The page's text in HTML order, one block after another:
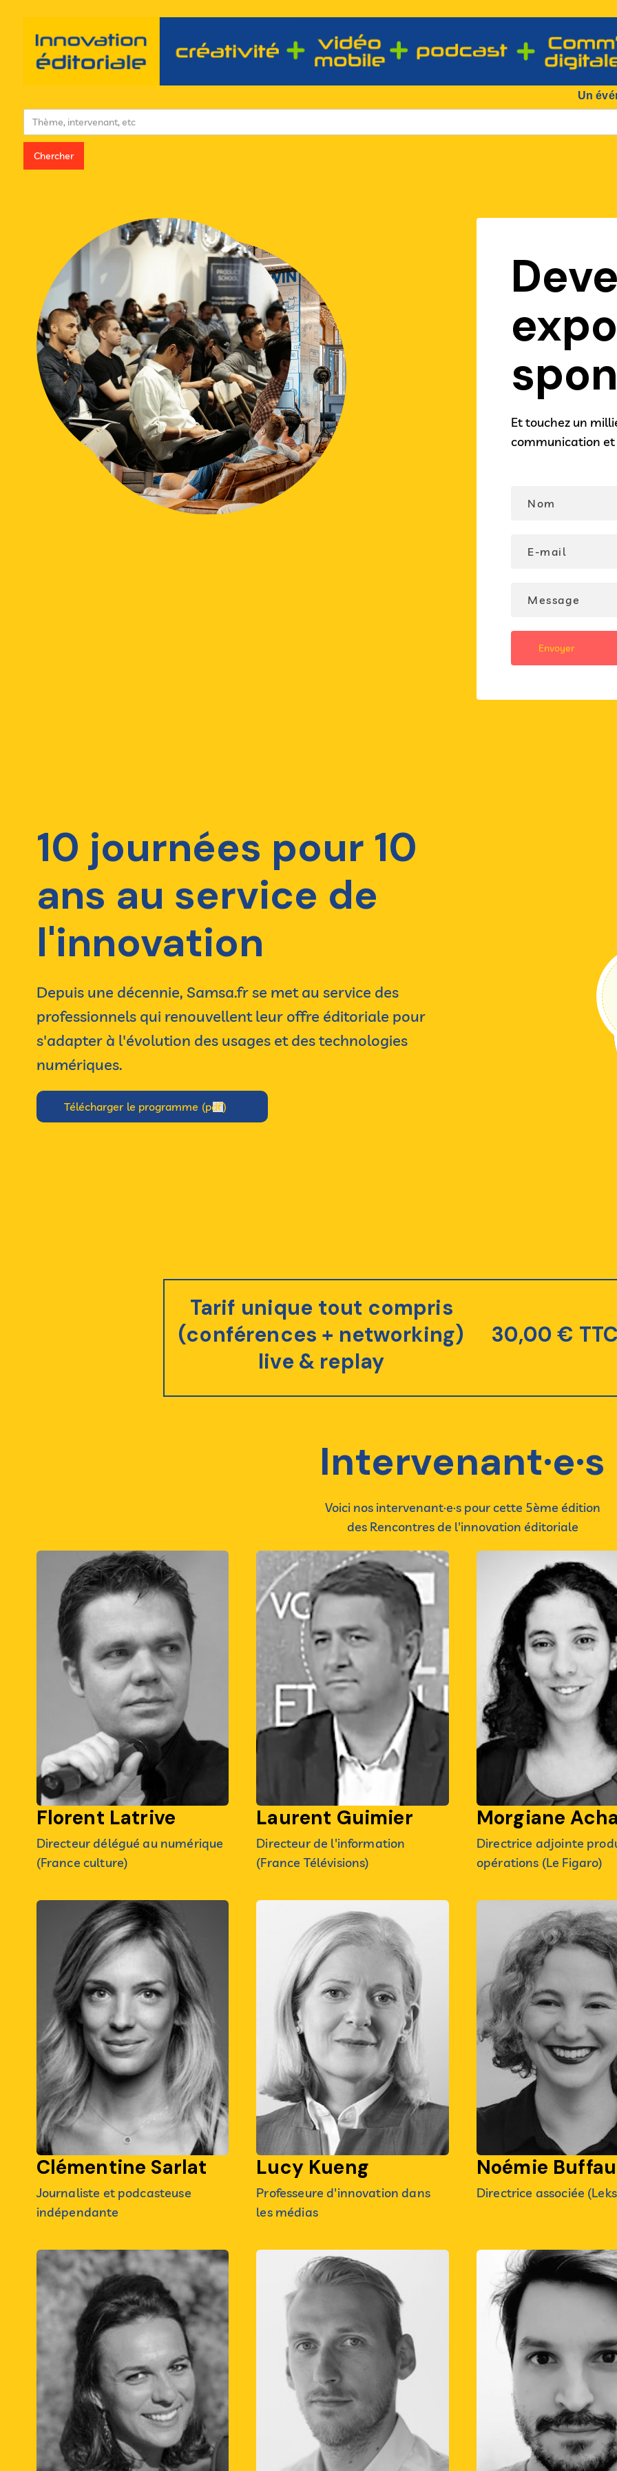
Un
Et touchez un
communication
10 journées pour 10
ans au service de
l'innovation
Depuis une décennie, Samsa.fr se met au service des
professionnels qui renouvellent leur offre éditoriale pour
s'adapter à l'évolution des usages et des technologies
numériques.
Télécharger le programme (pdf)
Tarif unique tout compris
(conférences + networking)
live & replay
30,00 € TTC
Intervenant·e·s
Voici nos intervenant·e·s pour cette 5ème édition
des Rencontres de l'innovation éditoriale
Florent Latrive
Directeur délégué au numérique
(France culture)
Laurent Guimier
Directeur de l'information
(France Télévisions)
Morgiane
Directrice adjointe
opérations (Le Figaro)
Clémentine Sarlat
Journaliste et podcasteuse
indépendante
Lucy Kueng
Professeure d'innovation dans
les médias
Noémie
Directrice associée